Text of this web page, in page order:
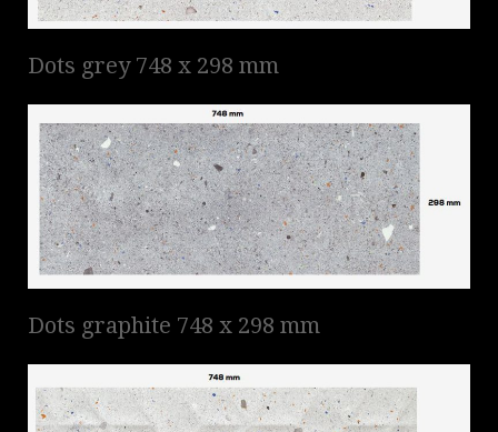
Dots grey 748 x 298 mm
Dots graphite 748 x 298 mm